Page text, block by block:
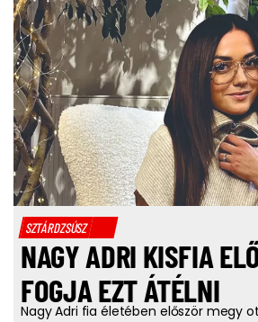
SZTÁRDZSÚSZ
NAGY ADRI KISFIA
FOGJA EZT ÁTÉLNI
Nagy Adri fia életében először megy